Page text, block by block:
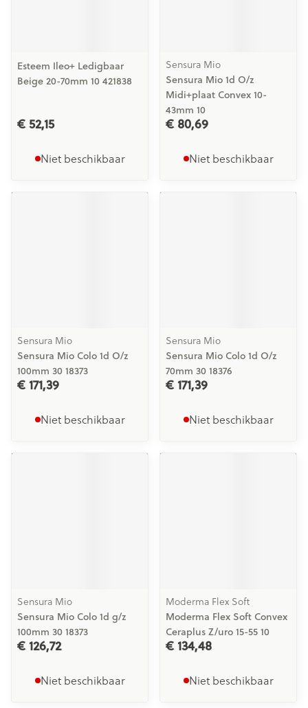
Esteem Ileo+ Ledigbaar
Beige 20-70mm 10 421838
€ 52,15
Niet beschikbaar
Sensura Mio
Sensura Mio 1d O/z
Midi+plaat Convex 10-
43mm 10
€ 80,69
Niet beschikbaar
Sensura Mio
Sensura Mio Colo 1d O/z
100mm 30 18373
€ 171,39
Niet beschikbaar
Sensura Mio
Sensura Mio Colo 1d O/z
70mm 30 18376
€ 171,39
Niet beschikbaar
Sensura Mio
Sensura Mio Colo 1d g/z
100mm 30 18373
€ 126,72
Niet beschikbaar
Moderma Flex Soft
Moderma Flex Soft Convex
Ceraplus Z/uro 15-55 10
€ 134,48
Niet beschikbaar